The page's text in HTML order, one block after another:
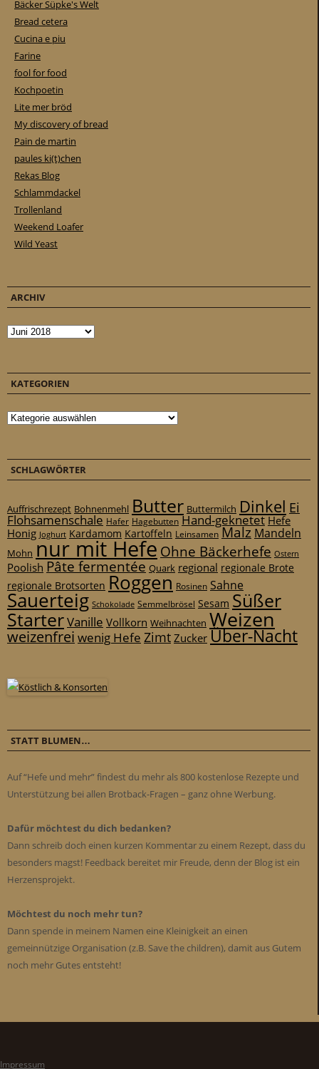
Bäcker Süpke's Welt
Bread cetera
Cucina e piu
Farine
fool for food
Kochpoetin
Lite mer bröd
My discovery of bread
Pain de martin
paules ki(t)chen
Rekas Blog
Schlammdackel
Trollenland
Weekend Loafer
Wild Yeast
ARCHIV
Archiv
KATEGORIEN
Kategorien
SCHLAGWÖRTER
Auffrischrezept Bohnenmehl Butter Buttermilch Dinkel Ei
Flohsamenschale Hafer Hagebutten Hand-geknetet Hefe
Honig Joghurt Kardamom Kartoffeln Leinsamen Malz Mandeln
Mohn nur mit Hefe Ohne Bäckerhefe Ostern
Poolish Pâte fermentée Quark regional regionale Brote
regionale Brotsorten Roggen Rosinen Sahne
Sauerteig Schokolade Semmelbrösel Sesam Süßer
StarterVanille Vollkorn Weihnachten Weizen
weizenfrei wenig Hefe ZimtZuckerÜber-Nacht
STATT BLUMEN…
Auf “Hefe und mehr” findest du mehr als 800 kostenlose Rezepte und
Unterstützung bei allen Brotback-Fragen – ganz ohne Werbung.
Dafür möchtest du dich bedanken?
Dann schreib doch einen kurzen Kommentar zu einem Rezept, dass du
besonders magst! Feedback bereitet mir Freude, denn der Blog ist ein
Herzensprojekt.
Möchtest du noch mehr tun?
Dann spende in meinem Namen eine Kleinigkeit an einen
gemeinnützige Organisation (z.B. Save the children), damit aus Gutem
noch mehr Gutes entsteht!
Impressum